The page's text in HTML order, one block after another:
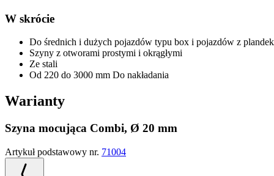
W skrócie
Do średnich i dużych pojazdów typu box i pojazdów z
Szyny z otworami prostymi i okrągłymi
Ze stali
Od 220 do 3000 mm Do nakładania
Warianty
Szyna mocująca Combi, Ø 20 mm
Artykuł podstawowy nr. 71004